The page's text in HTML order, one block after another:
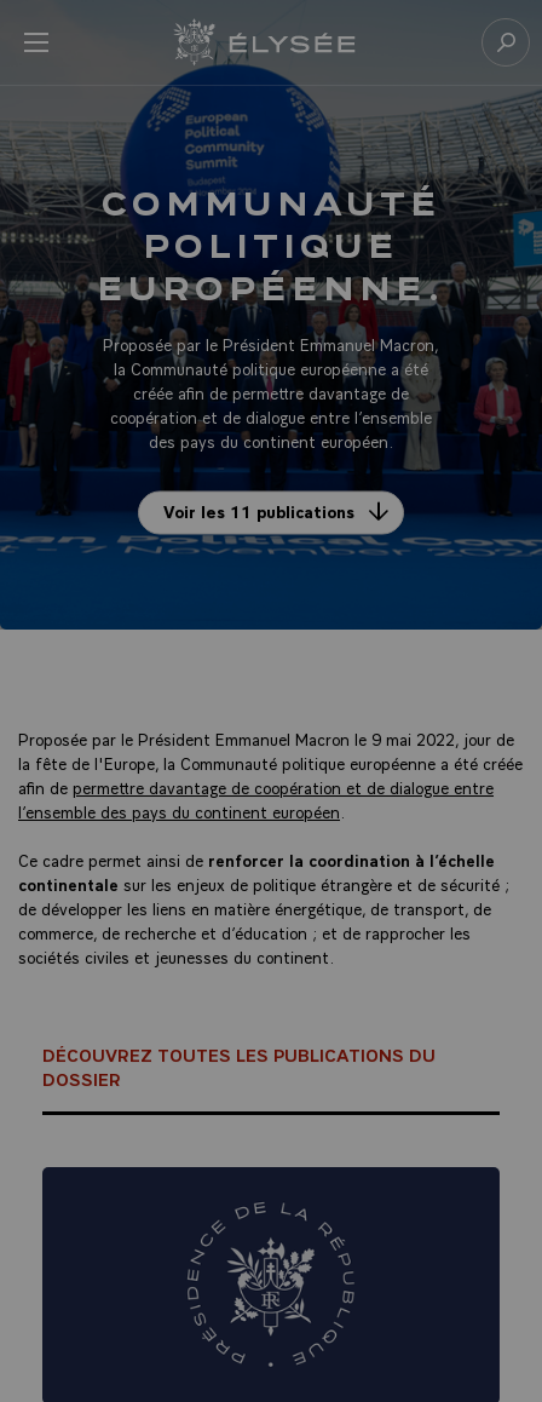
menu Retour à l’accueil Élysée
COMMUNAUTÉ
POLITIQUE
EUROPÉENNE.
Proposée par le Président Emmanuel Macron,
la Communauté politique européenne a été
créée afin de permettre davantage de
coopération et de dialogue entre l’ensemble
des pays du continent européen.
Voir les 11 publications
Proposée par le Président Emmanuel Macron le 9 mai 2022, jour de
la fête de l'Europe, la Communauté politique européenne a été créée
afin de permettre davantage de coopération et de dialogue entre
l’ensemble des pays du continent européen
Ce cadre permet ainsi de renforcer la coordination à l’échelle
continentale sur les enjeux de politique étrangère et de sécurité ;
de développer les liens en matière énergétique, de transport, de
commerce, de recherche et d’éducation ; et de rapprocher les
sociétés civiles et jeunesses du continent.
DÉCOUVREZ TOUTES LES PUBLICATIONS DU
DOSSIER
Panneau de gestion des cookies